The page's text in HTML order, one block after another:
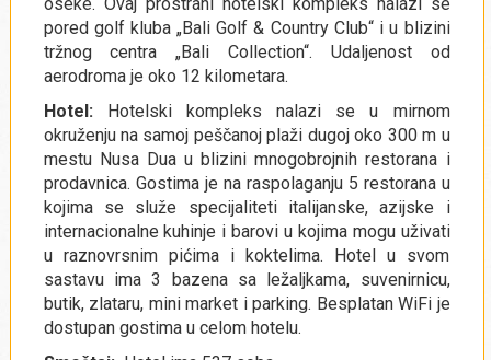
pored golf kluba „Bali Golf & Country Club“ i u blizini
tržnog centra „Bali Collection“. Udaljenost od
aerodroma je oko 12 kilometara.
Hotel: Hotelski kompleks nalazi se u mirnom
okruženju na samoj peščanoj plaži dugoj oko 300 m u
mestu Nusa Dua u blizini mnogobrojnih restorana i
prodavnica. Gostima je na raspolaganju 5 restorana u
kojima se služe specijaliteti italijanske, azijske i
internacionalne kuhinje i barovi u kojima mogu uživati
u raznovrsnim pićima i koktelima. Hotel u svom
sastavu ima 3 bazena sa ležaljkama, suvenirnicu,
butik, zlataru, mini market i parking. Besplatan WiFi je
dostupan gostima u celom hotelu.